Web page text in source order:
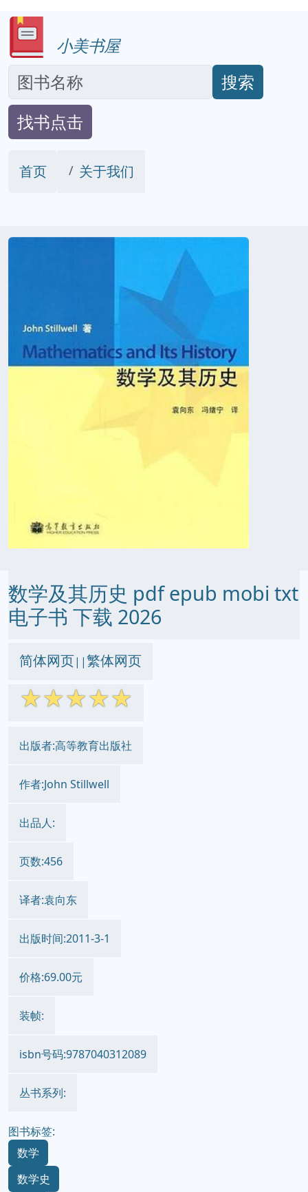
小美书屋
搜索
找书点击
首页 关于我们
数学及其历史 pdf epub mobi txt
电子书 下载 2026
简体网页||繁体网页
☆☆☆☆☆
出版者:高等教育出版社
作者:John Stillwell
出品人:
页数:456
译者:袁向东
出版时间:2011-3-1
价格:69.00元
装帧:
isbn号码:9787040312089
丛书系列:
图书标签:
数学
数学史